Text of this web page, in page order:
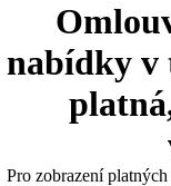
nabídky v
Pro zobrazení